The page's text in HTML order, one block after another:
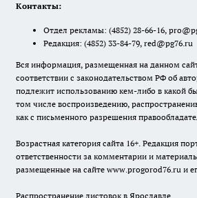
Контакты:
Отдел рекламы: (4852) 28-66-16,
Редакция: (4852) 33-84-79, red@pg76.ru
Вся информация, размещенная на данном
соответствии с законодательством РФ об
подлежит использованию кем-либо в какой
том числе воспроизведению,
как с письменного разрешения
Возрастная категория сайта 16+. Редакция
ответственности за комментарии и
размещенные на сайте www.progorod76.ru и
Распространение листовок в Ярославле